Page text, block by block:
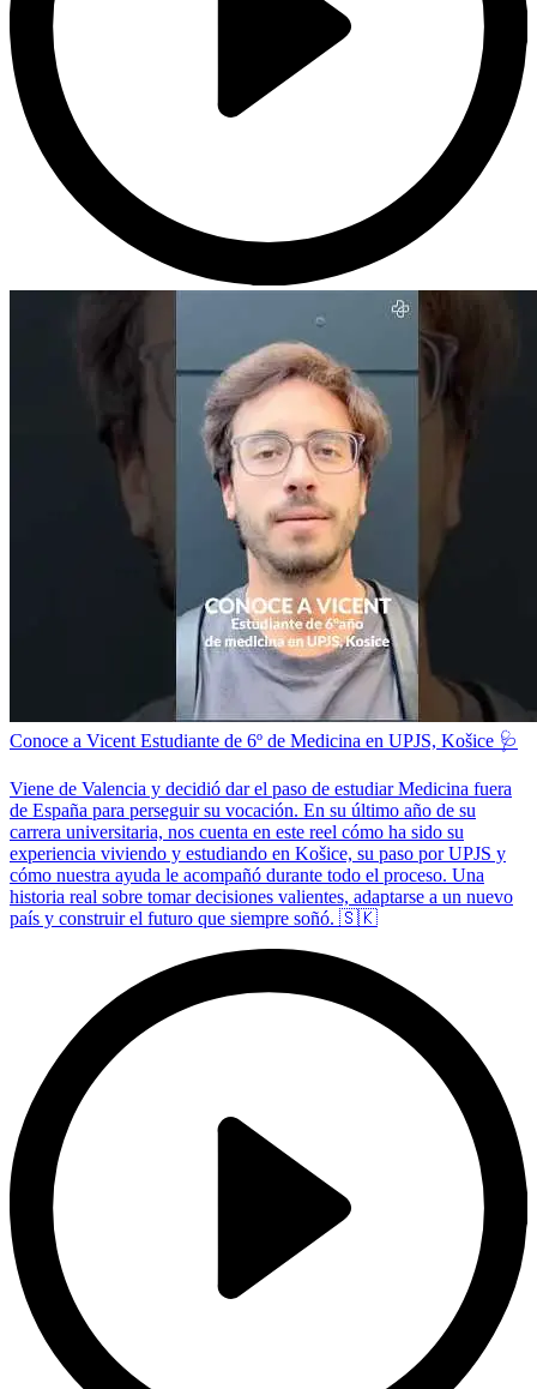
Conoce a Vicent Estudiante de 6º de Medicina en UPJS, Košice 🩺
Viene de Valencia y decidió dar el paso de estudiar Medicina fuera
de España para perseguir su vocación. En su último año de su
carrera universitaria, nos cuenta en este reel cómo ha sido su
experiencia viviendo y estudiando en Košice, su paso por UPJS y
cómo nuestra ayuda le acompañó durante todo el proceso. Una
historia real sobre tomar decisiones valientes, adaptarse a un nuevo
país y construir el futuro que siempre soñó. 🇸🇰